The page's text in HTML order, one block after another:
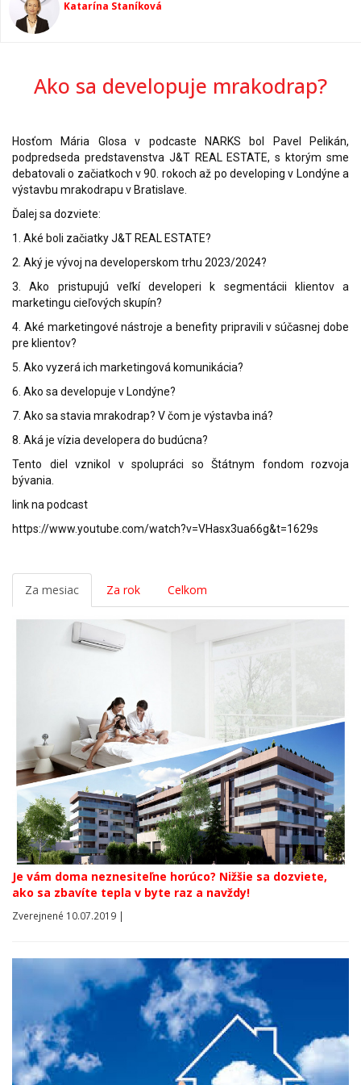
Katarína Staníková
Ako sa developuje mrakodrap?
Hosťom Mária Glosa v podcaste NARKS bol Pavel Pelikán,
podpredseda predstavenstva J&T REAL ESTATE, s ktorým sme
debatovali o začiatkoch v 90. rokoch až po developing v Londýne a
výstavbu mrakodrapu v Bratislave.
Ďalej sa dozviete:
1. Aké boli začiatky J&T REAL ESTATE?
2. Aký je vývoj na developerskom trhu 2023/2024?
3. Ako pristupujú veľkí developeri k segmentácii klientov a
marketingu cieľových skupín?
4. Aké marketingové nástroje a benefity pripravili v súčasnej dobe
pre klientov?
5. Ako vyzerá ich marketingová komunikácia?
6. Ako sa developuje v Londýne?
7. Ako sa stavia mrakodrap? V čom je výstavba iná?
8. Aká je vízia developera do budúcna?
Tento diel vznikol v spolupráci so Štátnym fondom rozvoja
bývania.
link na podcast
https://www.youtube.com/watch?v=VHasx3ua66g&t=1629s
Za mesiac Za rok Celkom
Je vám doma neznesiteľne horúco? Nižšie sa dozviete,
ako sa zbavíte tepla v byte raz a navždy!
Zverejnené 10.07.2019 |